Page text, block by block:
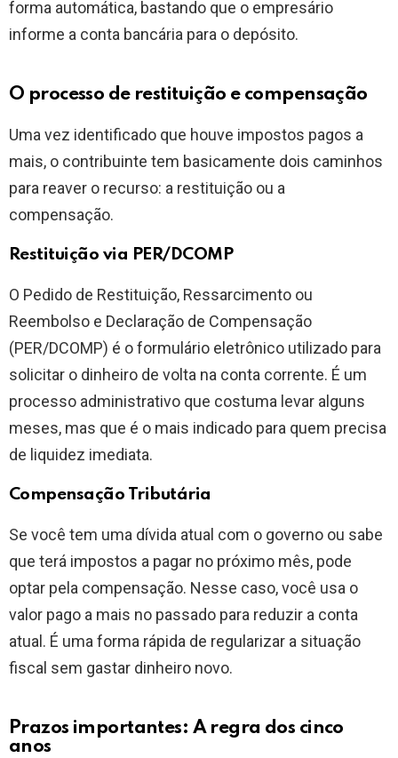
forma automática, bastando que o empresário
informe a conta bancária para o depósito.
O processo de restituição e compensação
Uma vez identificado que houve impostos pagos a
mais, o contribuinte tem basicamente dois caminhos
para reaver o recurso: a restituição ou a
compensação.
Restituição via PER/DCOMP
O Pedido de Restituição, Ressarcimento ou
Reembolso e Declaração de Compensação
(PER/DCOMP) é o formulário eletrônico utilizado para
solicitar o dinheiro de volta na conta corrente. É um
processo administrativo que costuma levar alguns
meses, mas que é o mais indicado para quem precisa
de liquidez imediata.
Compensação Tributária
Se você tem uma dívida atual com o governo ou sabe
que terá impostos a pagar no próximo mês, pode
optar pela compensação. Nesse caso, você usa o
valor pago a mais no passado para reduzir a conta
atual. É uma forma rápida de regularizar a situação
fiscal sem gastar dinheiro novo.
Prazos importantes: A regra dos cinco
anos